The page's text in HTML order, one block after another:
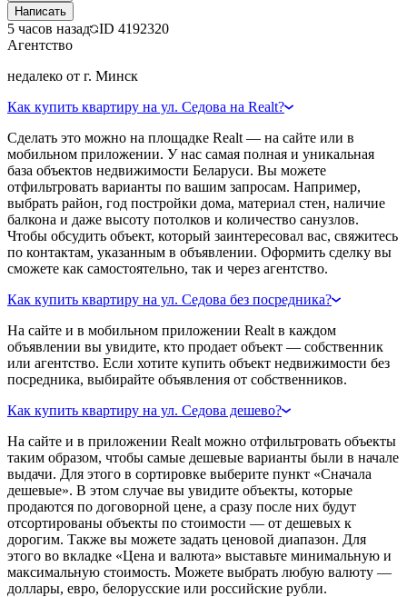
Написать
5 часов назад ID 4192320
Агентство
недалеко от г. Минск
Как купить квартиру на ул. Седова на Realt?
Сделать это можно на площадке Realt — на сайте или в
мобильном приложении. У нас самая полная и уникальная
база объектов недвижимости Беларуси. Вы можете
отфильтровать варианты по вашим запросам. Например,
выбрать район, год постройки дома, материал стен, наличие
балкона и даже высоту потолков и количество санузлов.
Чтобы обсудить объект, который заинтересовал вас, свяжитесь
по контактам, указанным в объявлении. Оформить сделку вы
сможете как самостоятельно, так и через агентство.
Как купить квартиру на ул. Седова без посредника?
На сайте и в мобильном приложении Realt в каждом
объявлении вы увидите, кто продает объект — собственник
или агентство. Если хотите купить объект недвижимости без
посредника, выбирайте объявления от собственников.
Как купить квартиру на ул. Седова дешево?
На сайте и в приложении Realt можно отфильтровать объекты
таким образом, чтобы самые дешевые варианты были в начале
выдачи. Для этого в сортировке выберите пункт «Сначала
дешевые». В этом случае вы увидите объекты, которые
продаются по договорной цене, а сразу после них будут
отсортированы объекты по стоимости — от дешевых к
дорогим. Также вы можете задать ценовой диапазон. Для
этого во вкладке «Цена и валюта» выставьте минимальную и
максимальную стоимость. Можете выбрать любую валюту —
доллары, евро, белорусские или российские рубли.